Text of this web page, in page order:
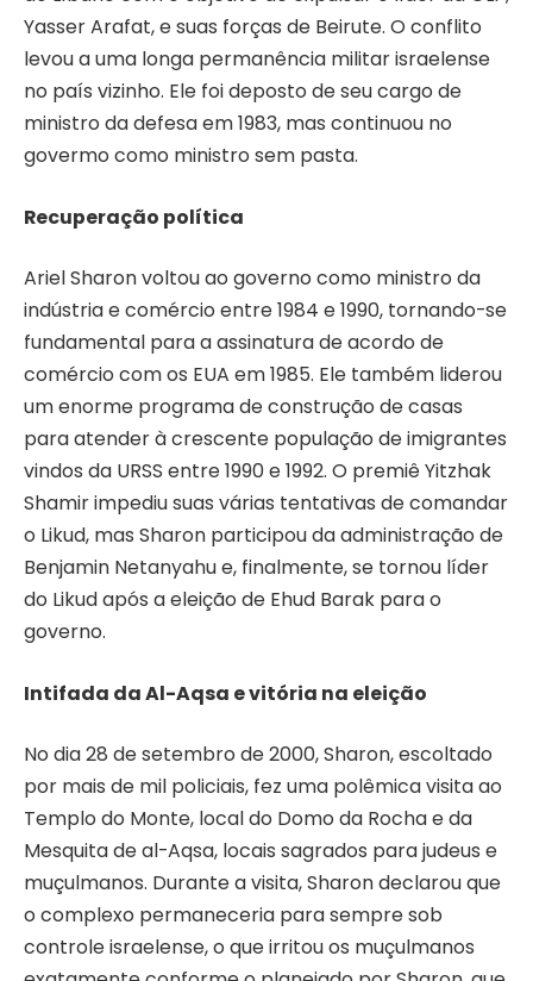
Yasser Arafat, e suas forças de Beirute. O conflito
levou a uma longa permanência militar israelense
no país vizinho. Ele foi deposto de seu cargo de
ministro da defesa em 1983, mas continuou no
govermo como ministro sem pasta.
Recuperação política
Ariel Sharon voltou ao governo como ministro da
indústria e comércio entre 1984 e 1990, tornando-se
fundamental para a assinatura de acordo de
comércio com os EUA em 1985. Ele também liderou
um enorme programa de construção de casas
para atender à crescente população de imigrantes
vindos da URSS entre 1990 e 1992. O premiê Yitzhak
Shamir impediu suas várias tentativas de comandar
o Likud, mas Sharon participou da administração de
Benjamin Netanyahu e, finalmente, se tornou líder
do Likud após a eleição de Ehud Barak para o
governo.
Intifada da Al-Aqsa e vitória na eleição
No dia 28 de setembro de 2000, Sharon, escoltado
por mais de mil policiais, fez uma polêmica visita ao
Templo do Monte, local do Domo da Rocha e da
Mesquita de al-Aqsa, locais sagrados para judeus e
muçulmanos. Durante a visita, Sharon declarou que
o complexo permaneceria para sempre sob
controle israelense, o que irritou os muçulmanos